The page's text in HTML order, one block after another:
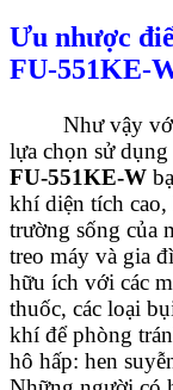
Ưu nhược
FU-551KE-
Như vậy với
lựa chọn sử
FU-551KE-W
khí diện tích
trường sống của
treo máy và gia
hữu ích với các
thuốc, các loại
khí để phòng
hô hấp: hen